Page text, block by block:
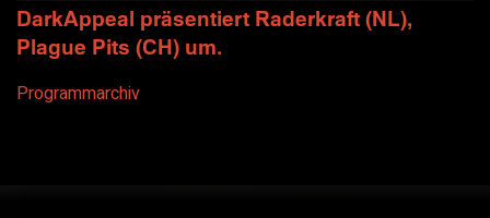
DarkAppeal präsentiert Raderkraft (NL),
Plague Pits (CH) um.
Programmarchiv